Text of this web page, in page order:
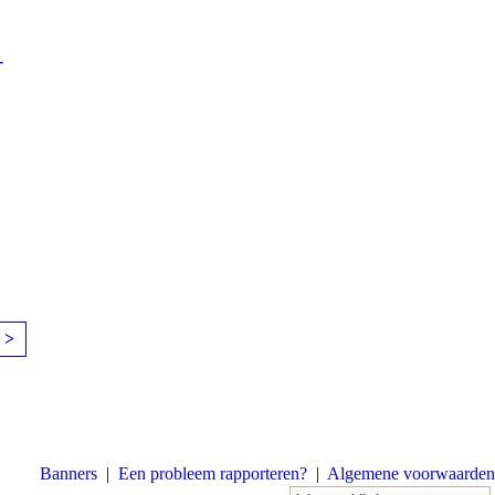
>
Banners | Een probleem rapporteren? | Algemene voorwaarden